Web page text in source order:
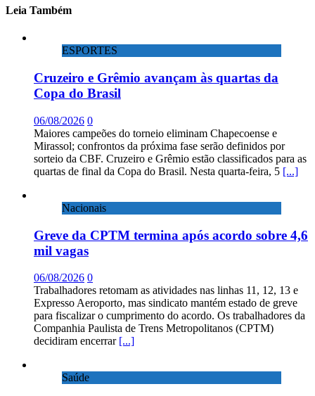
Leia Também
ESPORTES
Cruzeiro e Grêmio avançam às quartas da
Copa do Brasil
06/08/2026 0
Maiores campeões do torneio eliminam Chapecoense e
Mirassol; confrontos da próxima fase serão definidos por
sorteio da CBF. Cruzeiro e Grêmio estão classificados para as
quartas de final da Copa do Brasil. Nesta quarta-feira, 5 [...]
Nacionais
Greve da CPTM termina após acordo sobre 4,6
mil vagas
06/08/2026 0
Trabalhadores retomam as atividades nas linhas 11, 12, 13 e
Expresso Aeroporto, mas sindicato mantém estado de greve
para fiscalizar o cumprimento do acordo. Os trabalhadores da
Companhia Paulista de Trens Metropolitanos (CPTM)
decidiram encerrar [...]
Saúde